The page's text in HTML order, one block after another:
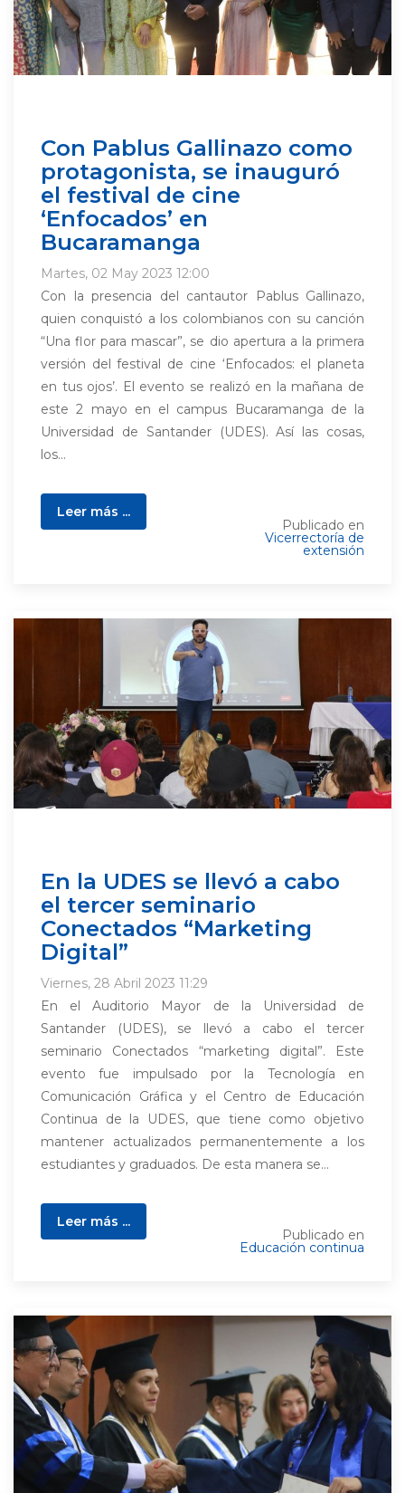
Con Pablus Gallinazo como
protagonista, se inauguró
el festival de cine
‘Enfocados’ en
Bucaramanga
Martes, 02 May 2023 12:00
Con la presencia del cantautor Pablus Gallinazo,
quien conquistó a los colombianos con su canción
“Una flor para mascar”, se dio apertura a la primera
versión del festival de cine ‘Enfocados: el planeta
en tus ojos’. El evento se realizó en la mañana de
este 2 mayo en el campus Bucaramanga de la
Universidad de Santander (UDES). Así las cosas,
los...
Leer más ...
Publicado en
Vicerrectoría de
extensión
En la UDES se llevó a cabo
el tercer seminario
Conectados “Marketing
Digital”
Viernes, 28 Abril 2023 11:29
En el Auditorio Mayor de la Universidad de
Santander (UDES), se llevó a cabo el tercer
seminario Conectados “marketing digital”. Este
evento fue impulsado por la Tecnología en
Comunicación Gráfica y el Centro de Educación
Continua de la UDES, que tiene como objetivo
mantener actualizados permanentemente a los
estudiantes y graduados. De esta manera se...
Leer más ...
Publicado en
Educación continua